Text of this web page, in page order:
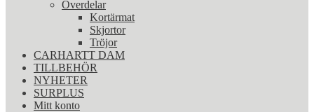
Överdelar
Kortärmat
Skjortor
Tröjor
CARHARTT DAM
TILLBEHÖR
NYHETER
SURPLUS
Mitt konto